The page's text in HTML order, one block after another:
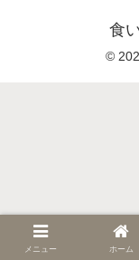
食
©
メニュー ホーム